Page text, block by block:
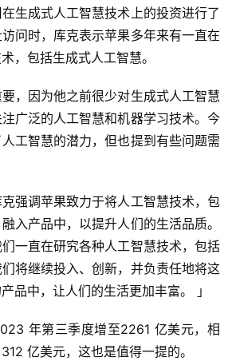
生成式人工智慧技术上的投资进行了
问时，库克表示苹果多年来有一直在
，包括生成式人工智慧。
，因为他之前很少对生成式人工智慧
广泛的人工智慧和机器学习技术。今
工智慧的潜力，但也提到有些问题需
强调苹果致力于将人工智慧技术，包
入产品中，以提升人们的生活品质。
一直在研究各种人工智慧技术，包括
将继续投入、创新，并负责任地将这
品中，让人们的生活更加丰富。 」
年第三季度增至2261 亿美元，相
亿美元，这也是值得一提的。